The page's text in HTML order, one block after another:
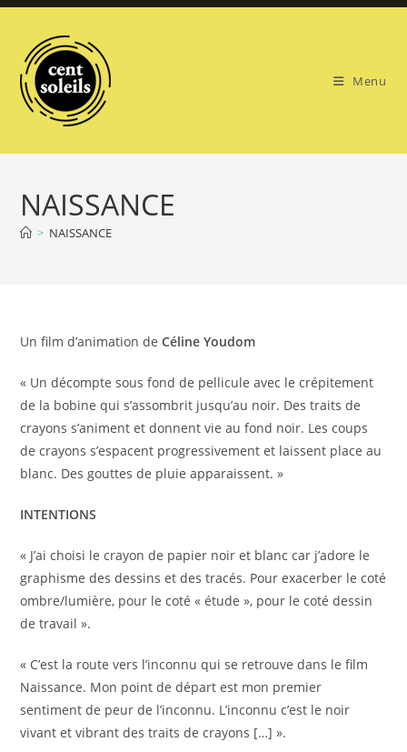
Skip
content
Menu
NAISSANCE
> NAISSANCE
Un film d’animation deCéline Youdom
« Un décompte sous fond de pellicule avec le crépitement
de la bobine qui s’assombrit jusqu’au noir. Des traits de
crayons s’animent et donnent vie au fond noir. Les coups
de crayons s’espacent progressivement et laissent place au
blanc. Des gouttes de pluie apparaissent. »
INTENTIONS
« J’ai choisi le crayon de papier noir et blanc car j’adore le
graphisme des dessins et des tracés. Pour exacerber le coté
ombre/lumière, pour le coté « étude », pour le coté dessin
de travail ».
« C’est la route vers l’inconnu qui se retrouve dans le film
Naissance. Mon point de départ est mon premier
sentiment de peur de l’inconnu. L’inconnu c’est le noir
vivant et vibrant des traits de crayons […] ».